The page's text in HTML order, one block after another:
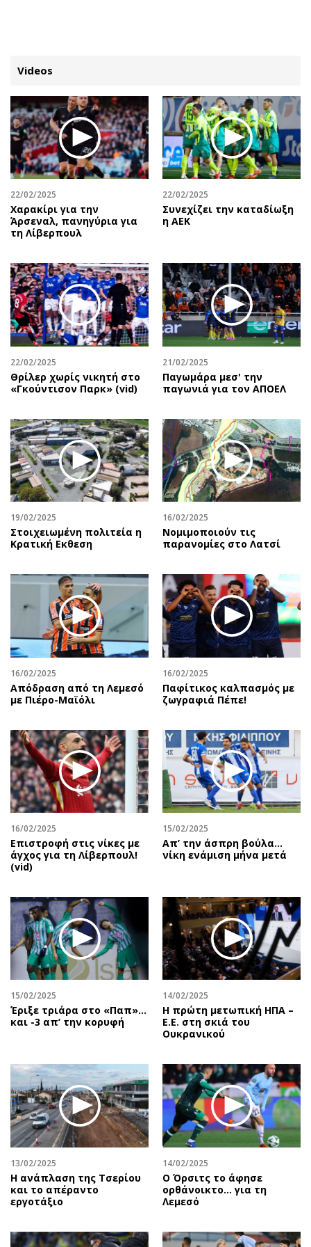
ΚΑΤΗΓΟΡΙΕΣ ΣΥΝΔΕΣΗ
Κύπρος
Παιδεία
Υγεία
Πολιτική
Βουλευτικές 2026
Προεδρικές 2023
Δημοσκοπήσεις
Διπλωματία
Αθλητισμός
Κύπρος
Ελλάδα
Διεθνή
Οικονομική
Οικονομία
Real Estate
Επιχειρήσεις
Αγορές
Money Review
AstroBank Properties
Ενέργεια
Ναυτιλία
Περιβάλλον
Ελλάδα
Κόσμος
Παράξενα
Πολιτισμός
Σινεμά
Θέατρο-Χορός
Μουσική
Εικαστικά
Βιβλίο
Χειρόγραφα
Απόψεις
Αρθρογραφία
The Hill
Υγεία
Αγγελίες
Πωλούνται
Ζητούν εργασία
Θέσεις εργασίας
Geek
Νέα
Κινητά-tablets
Social
Αφιερώματα
Πολιτική
Οικονομία
Γενικά
Αναδρομές
Περιβάλλον
Γυναίκα
Showbiz
Ταξίδια
Συνταγές
Έξοδος
Media
Εκπομπές
Wine routes
Podcasts
Uncut
Προσφορές
Προσωπικότητες στην ''Κ''
Επιστολές
Videos
22/02/2025
Χαρακίρι για την
Άρσεναλ, πανηγύρια για
τη Λίβερπουλ
22/02/2025
Συνεχίζει την καταδίωξη
η ΑΕΚ
22/02/2025
Θρίλερ χωρίς νικητή στο
«Γκούντισον Παρκ» (vid)
21/02/2025
Παγωμάρα μεσ' την
παγωνιά για τον ΑΠΟΕΛ
19/02/2025
Στοιχειωμένη πολιτεία η
Κρατική Eκθεση
16/02/2025
Νομιμοποιούν τις
παρανομίες στο Λατσί
16/02/2025
Απόδραση από τη Λεμεσό
με Πιέρο-Μαϊόλι
16/02/2025
Παφίτικος καλπασμός με
ζωγραφιά Πέπε!
16/02/2025
Επιστροφή στις νίκες με
άγχος για τη Λίβερπουλ!
(vid)
15/02/2025
Απ’ την άσπρη βούλα…
νίκη ενάμιση μήνα μετά
15/02/2025
Έριξε τριάρα στο «Παπ»…
και -3 απ’ την κορυφή
14/02/2025
Η πρώτη μετωπική ΗΠΑ –
Ε.Ε. στη σκιά του
Ουκρανικού
13/02/2025
Η ανάπλαση της Τσερίου
και το απέραντο
εργοτάξιο
14/02/2025
Ο Όρσιτς το άφησε
ορθάνοικτο... για τη
Λεμεσό